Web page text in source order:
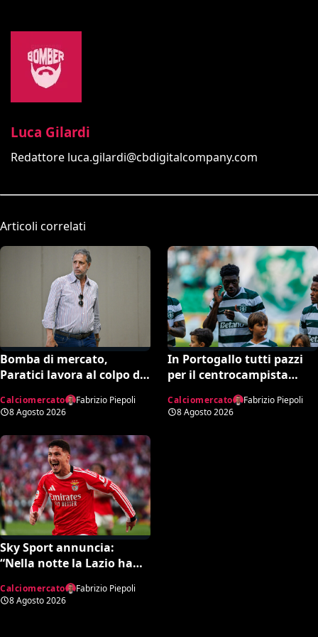
Luca Gilardi
Redattore luca.gilardi@cbdigitalcompany.com
Articoli correlati
Bomba di mercato,
Paratici lavora al colpo da
a un grosso esborso
economico”
Calciomercato
Fabrizio Piepoli
8 Agosto 2026
In Portogallo tutti pazzi
per il centrocampista
snobbato dalla Nazionale
maggiore e dalla Serie A:
Calciomercato
Fabrizio Piepoli
8 Agosto 2026
Sky Sport annuncia:
“Nella notte la Lazio ha
Benfica per Ivanovic. Si
attende il sì del giocatore”
Calciomercato
Fabrizio Piepoli
8 Agosto 2026